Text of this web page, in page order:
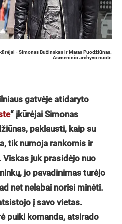
- Simonas Bužinskas ir Matas Puodžiūnas.
Asmeninio archyvo nuotr.
gatvėje atidaryto
“ įkūrėjai Simonas
paklausti, kaip su
tik numoja rankomis ir
juk prasidėjo nuo
jo pavadinimas turėjo
net nelabai norisi minėti.
į savo vietas.
puiki komanda, atsirado